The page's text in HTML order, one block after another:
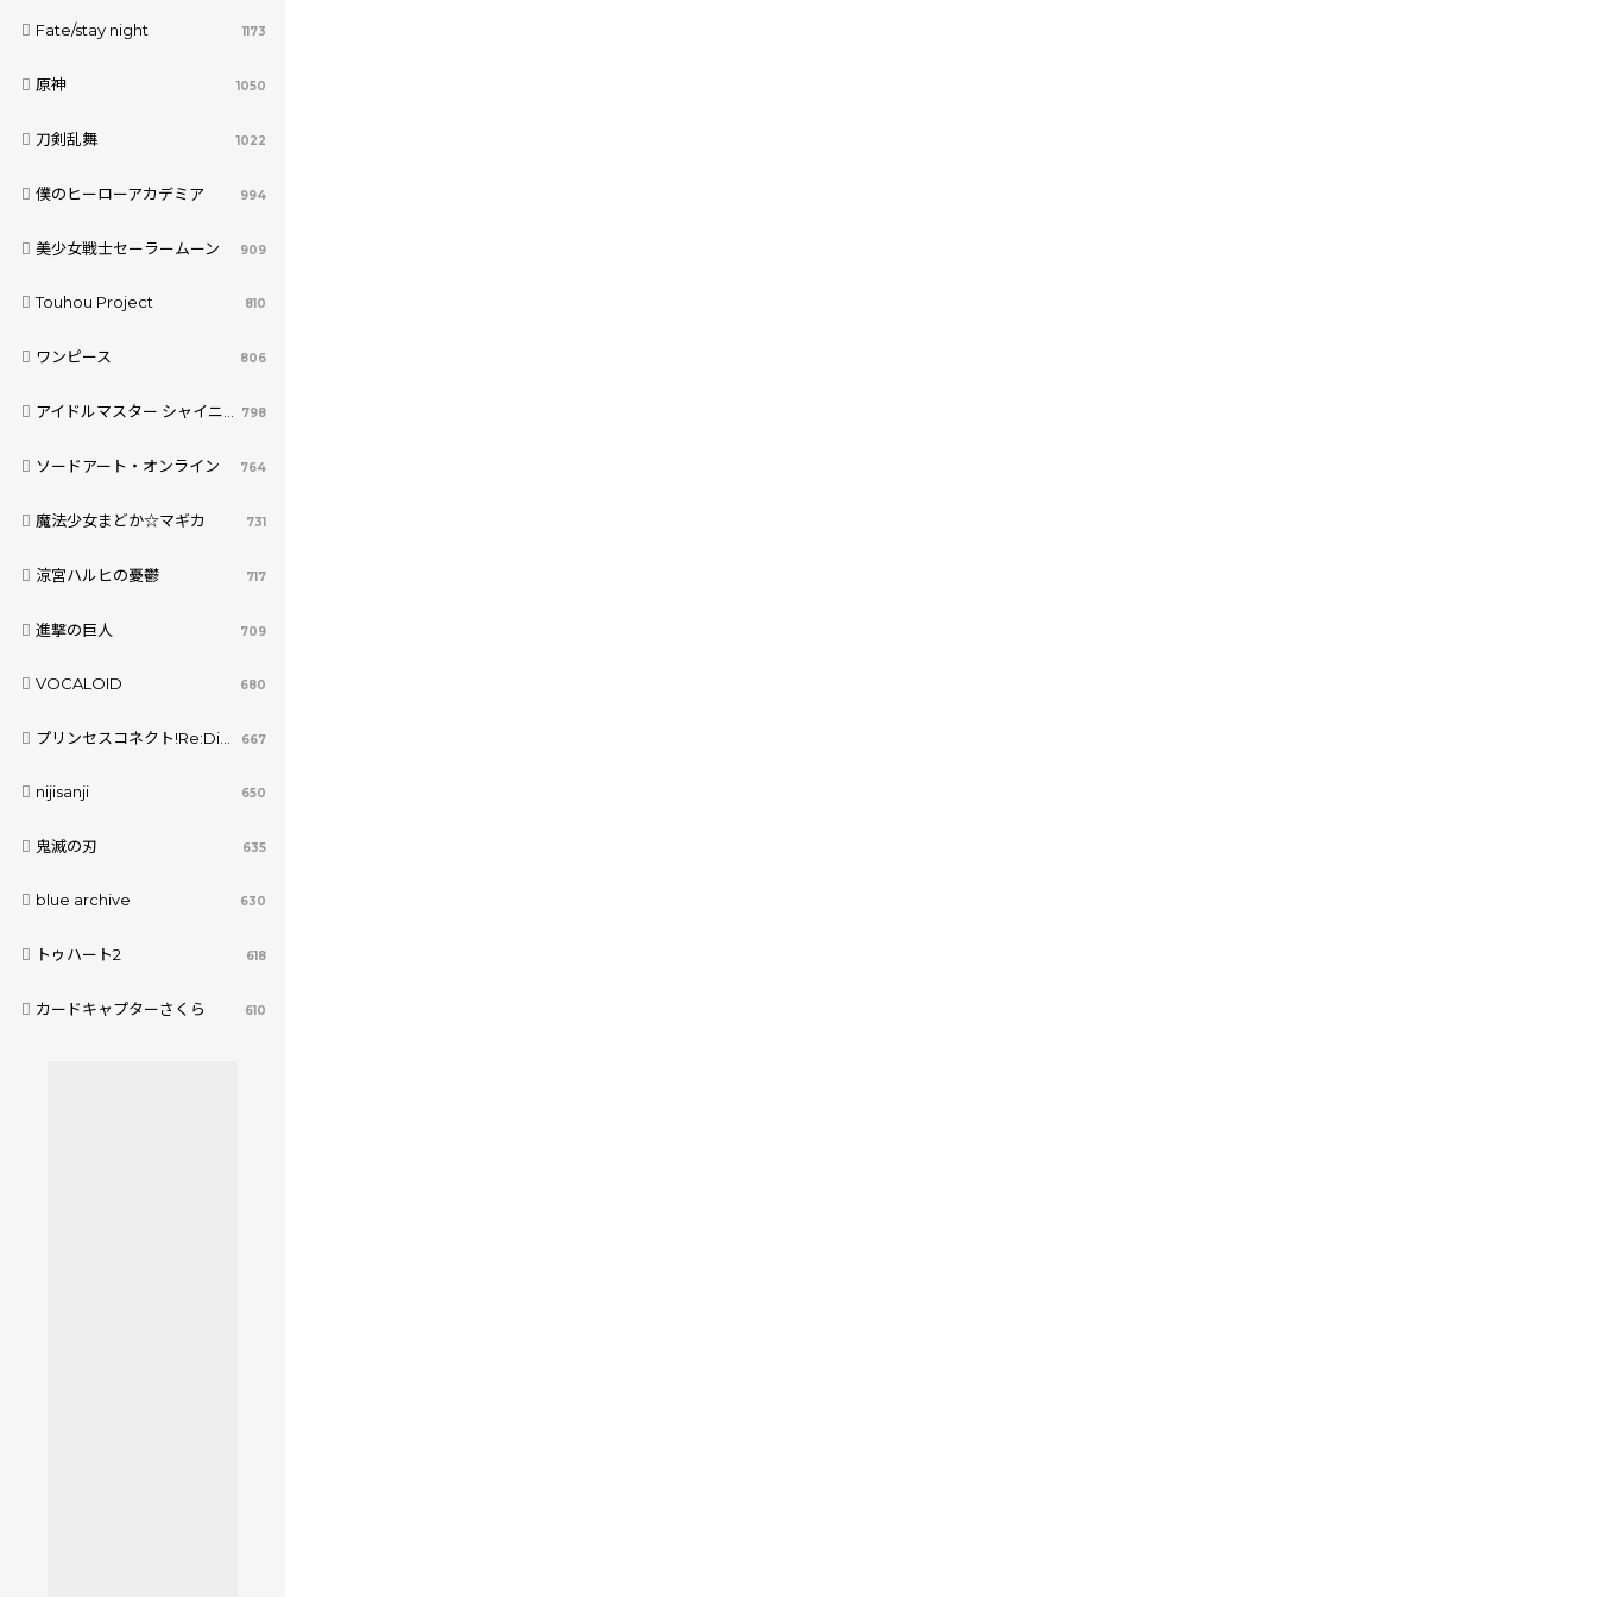
Fate/stay night 1173
原神 1050
刀剣乱舞 1022
僕のヒーローアカデミア 994
美少女戦士セーラームーン 909
Touhou Project 810
ワンピース 806
アイドルマスター シャイニーカラーズ 798
ソードアート・オンライン 764
魔法少女まどか☆マギカ 731
涼宮ハルヒの憂鬱 717
進撃の巨人 709
VOCALOID 680
プリンセスコネクト!Re:Dive 667
nijisanji 650
鬼滅の刃 635
blue archive 630
トゥハート2 618
カードキャプターさくら 610